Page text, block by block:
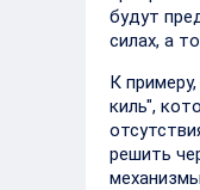
будут
силах, а
К
киль",
решить